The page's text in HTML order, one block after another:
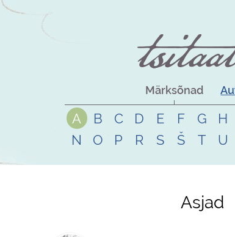
Märksõnad
A B C D E F G H
N
O P R S Š T U
Asjad